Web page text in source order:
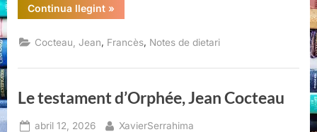
Continua llegint“Le
testament
Jean
Cocteau
»
Cocteau, Jean Francès Notes de dietari
Le testament d’Orphée, Jean Cocteau
Posted
abril 12, 2026 By
XavierSerrahima